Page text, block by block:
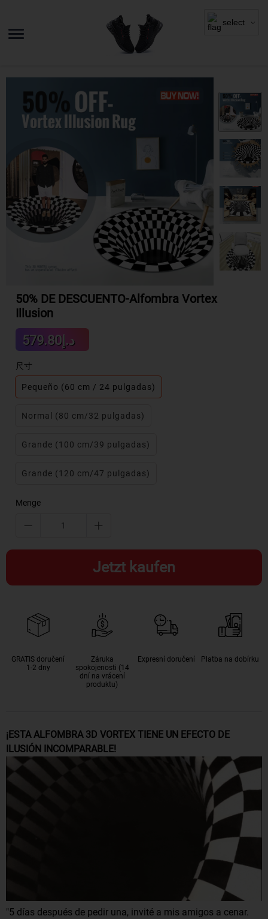
50% DE DESCUENTO-Alfombra Vortex
Illusion
Sale
price
د.إ579.80
price
尺寸
Pequeño (60 cm / 24 pulgadas)
Normal (80 cm/32 pulgadas)
Grande (100 cm/39 pulgadas)
Grande (120 cm/47 pulgadas)
Menge
Jetzt kaufen
GRATIS doručení
1-2 dny
Záruka
spokojenosti (14
dní na vrácení
produktu)
Expresní doručení Platba na dobírku
¡ESTA ALFOMBRA 3D VORTEX TIENE UN EFECTO DE
ILUSIÓN INCOMPARABLE!
"5 días después de pedir una, invité a mis amigos a cenar.
select